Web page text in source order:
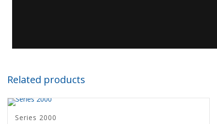
Related products
Series 2000